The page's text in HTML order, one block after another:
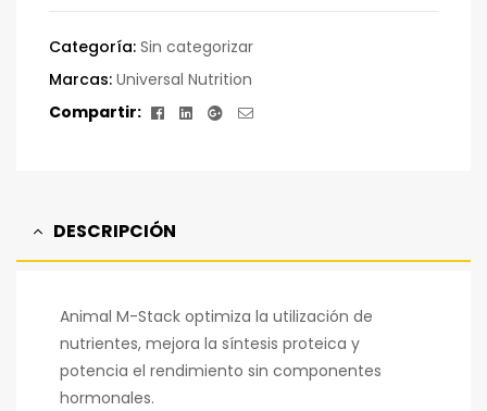
Categoría: Sin categorizar
Marcas: Universal Nutrition
Compartir:
Facebook
LinkedinGoogle+
Correo
DESCRIPCIÓN
Animal M-Stack optimiza la utilización de
nutrientes, mejora la síntesis proteica y
potencia el rendimiento sin componentes
hormonales.